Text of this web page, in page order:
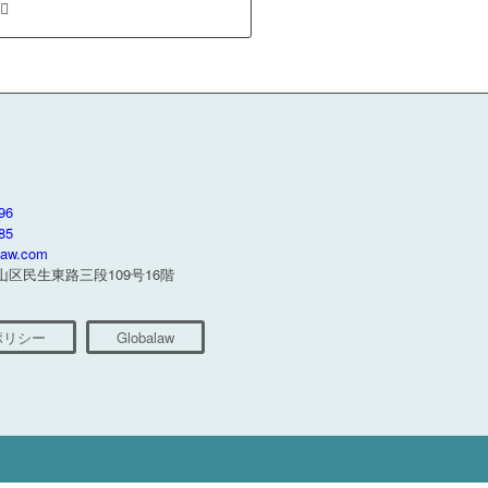
区民生東路三段109号16階
シー Globalaw